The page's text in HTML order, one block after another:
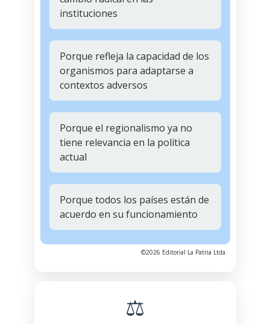
instituciones
Porque refleja la capacidad de los
organismos para adaptarse a
contextos adversos
Porque el regionalismo ya no
tiene relevancia en la política
actual
Porque todos los países están de
acuerdo en su funcionamiento
©2026 Editorial La Patria Ltda.
⚖️